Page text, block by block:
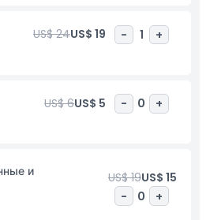
хранит редкие документы и
жизни влиятельных
сообществ и обычных граждан.
искусства, а также принять
программах, включая
лекции и показ
и практическому обучению,
пониманию прошлого нации.
любителями истории,
US$ 24US$ 19 - 1 +
US$ 6US$ 5 - 0 +
и
US$ 19US$ 15
-
0 +